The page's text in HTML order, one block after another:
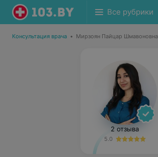
Все рубрики
Консультация врача • Мирзоян Пайцар Шмавоновна
2 отзыва
5.0